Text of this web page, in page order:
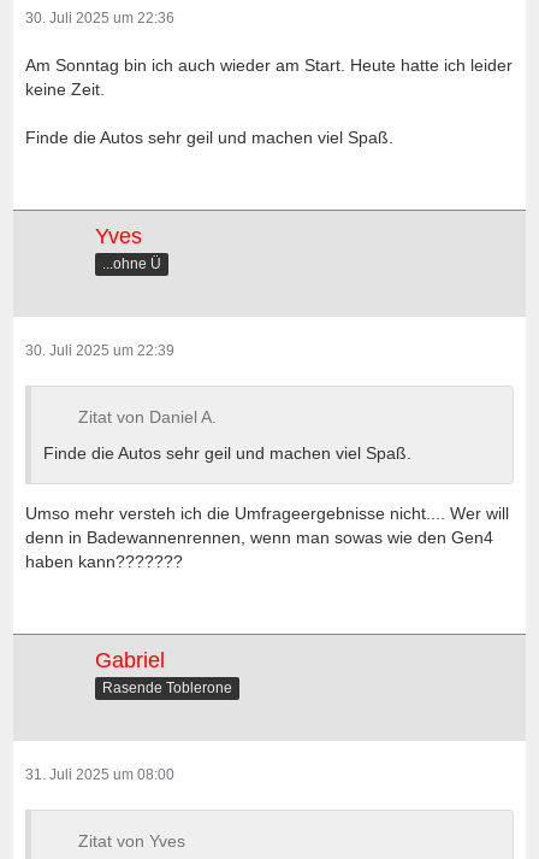
30. Juli 2025 um 22:36
Am Sonntag bin ich auch wieder am Start. Heute hatte ich leider
keine Zeit.
Finde die Autos sehr geil und machen viel Spaß.
Yves
...ohne Ü
30. Juli 2025 um 22:39
Zitat von Daniel A.
Finde die Autos sehr geil und machen viel Spaß.
Umso mehr versteh ich die Umfrageergebnisse nicht.... Wer will
denn in Badewannenrennen, wenn man sowas wie den Gen4
haben kann???????
Gabriel
Rasende Toblerone
31. Juli 2025 um 08:00
Zitat von Yves